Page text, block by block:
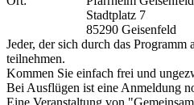
Stadtplatz 7
85290 Geisenfeld
Jeder, der sich durch das Programm
teilnehmen.
Kommen Sie einfach frei und
Bei Ausflügen ist eine Anmeldung
Eine Veranstaltung von